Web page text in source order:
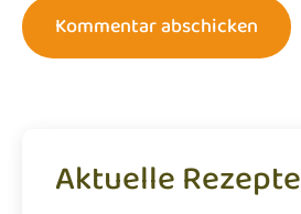
Aktuelle Rezepte